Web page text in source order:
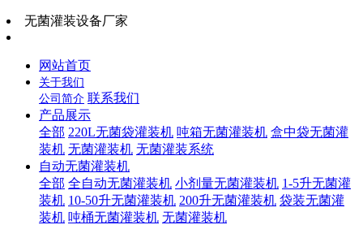
无菌灌装设备厂家
网站首页
关于我们
公司简介 联系我们
产品展示
全部 220L无菌袋灌装机 吨箱无菌灌装机 盒中袋无菌灌
装机 无菌灌装机 无菌灌装系统
自动无菌灌装机
全部 全自动无菌灌装机 小剂量无菌灌装机 1-5升无菌灌
装机 10-50升无菌灌装机 200升无菌灌装机 袋装无菌灌
装机 吨桶无菌灌装机 无菌灌装机